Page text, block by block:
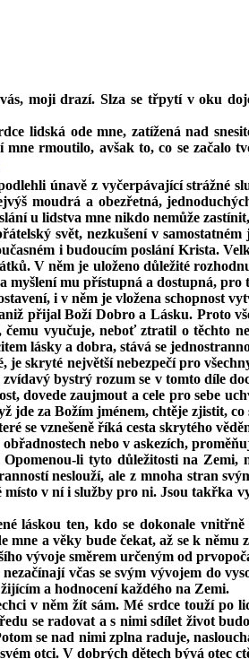
moji drazí. Slza se třpytí v oku
lidská ode mne, zatížená nad
mne rmoutilo, avšak to, co se
únavě z vyčerpávající strážné
moudrá a obezřetná,
u lidstva mne nikdo nemůže
svět, nezkušení v
i budoucím poslání Krista.
V něm je uloženo důležité
myšlení mu přístupná a dostupná,
i v něm je vložena schopnost
přijal Boží Dobro a Lásku. Proto
vyučuje, neboť ztratil o těchto
lásky a dobra, stává se
skryté největší nebezpečí pro
bystrý rozum se v tomto díle
dovede zaujmout a cele pro sebe
jde za Božím jménem, chtěje zjistit,
se vznešeně říká cesta skrytého
nebo v askezích,
tyto důležitosti na
neslouží, ale z mnoha stran
v ní i služby pro ni. Jsou takřka
láskou ten, kdo se dokonale
mne a věky bude čekat, až se k
vývoje směrem určeným od
včas se svým vývojem do
a hodnocení každého na Zemi.
v něm žít sám. Mé srdce touží
se radovat a s nimi sdílet život
se nad nimi zplna raduje,
otci. V dobrých dětech bývá otec